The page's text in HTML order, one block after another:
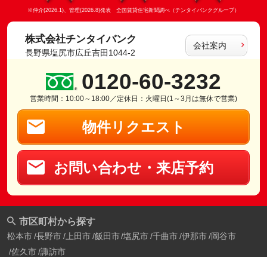
※仲介(2026.1)、管理(2026.8)発表 全国賃貸住宅新聞調べ（チンタイバンクグループ）
株式会社チンタイバンク
長野県塩尻市広丘吉田1044-2
会社案内
0120-60-3232
営業時間：10:00～18:00／定休日：火曜日(1～3月は無休で営業)
物件リクエスト
お問い合わせ・来店予約
市区町村から探す
松本市 長野市 上田市 飯田市 塩尻市 千曲市 伊那市 岡谷市
佐久市 諏訪市